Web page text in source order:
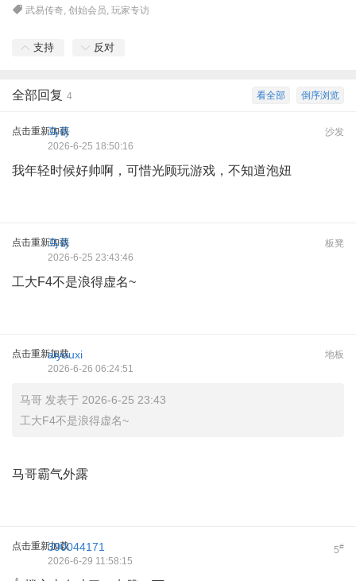
武易传奇 ,创始会员 ,玩家专访
支持 反对
倒序浏览
看全部
全部回复 4
点击重新加载 沙发
马哥
2026-6-25 18:50:16
我年轻时候好帅啊，可惜光顾玩游戏，不知道泡妞
点击重新加载 板凳
马哥
2026-6-25 23:43:46
工大F4不是浪得虚名~
点击重新加载 地板
aiyouxi
2026-6-26 06:24:51
马哥 发表于 2026-6-25 23:43
工大F4不是浪得虚名~
马哥霸气外露
点击重新加载 5#
390044171
2026-6-29 11:58:15